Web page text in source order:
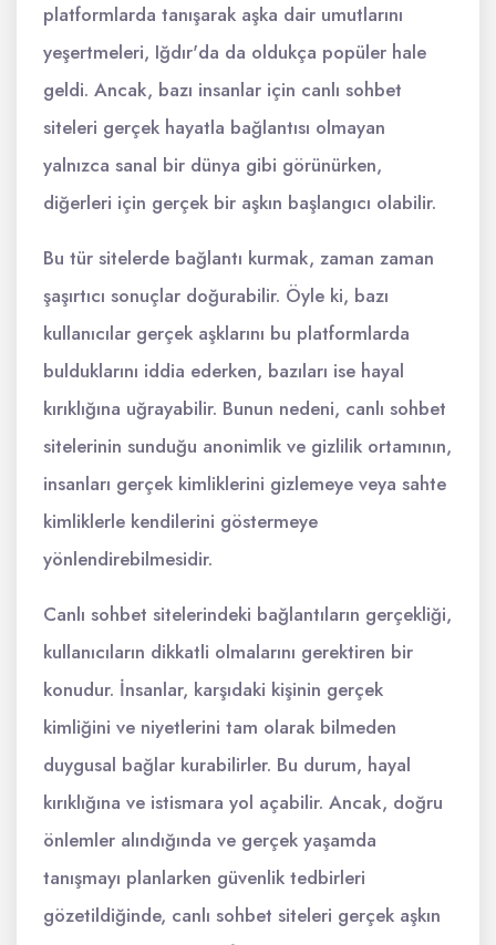
platformlarda tanışarak aşka dair umutlarını
yeşertmeleri, Iğdır'da da oldukça popüler hale
geldi. Ancak, bazı insanlar için canlı sohbet
siteleri gerçek hayatla bağlantısı olmayan
yalnızca sanal bir dünya gibi görünürken,
diğerleri için gerçek bir aşkın başlangıcı olabilir.
Bu tür sitelerde bağlantı kurmak, zaman zaman
şaşırtıcı sonuçlar doğurabilir. Öyle ki, bazı
kullanıcılar gerçek aşklarını bu platformlarda
bulduklarını iddia ederken, bazıları ise hayal
kırıklığına uğrayabilir. Bunun nedeni, canlı sohbet
sitelerinin sunduğu anonimlik ve gizlilik ortamının,
insanları gerçek kimliklerini gizlemeye veya sahte
kimliklerle kendilerini göstermeye
yönlendirebilmesidir.
Canlı sohbet sitelerindeki bağlantıların gerçekliği,
kullanıcıların dikkatli olmalarını gerektiren bir
konudur. İnsanlar, karşıdaki kişinin gerçek
kimliğini ve niyetlerini tam olarak bilmeden
duygusal bağlar kurabilirler. Bu durum, hayal
kırıklığına ve istismara yol açabilir. Ancak, doğru
önlemler alındığında ve gerçek yaşamda
tanışmayı planlarken güvenlik tedbirleri
gözetildiğinde, canlı sohbet siteleri gerçek aşkın